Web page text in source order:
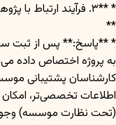
* **۳. فرآیند ارتباط
**
* **پاسخ:** پس از ثبت
به پروژه اختصاص داده
کارشناسان پشتیبانی
اطلاعات تخصصی‌تر،
(تحت نظارت موسسه) وجود